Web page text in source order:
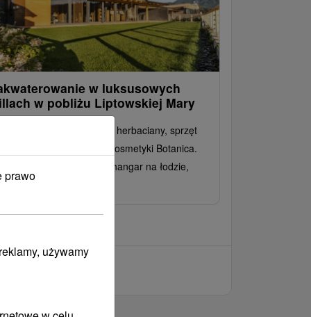
w luksusowych
w pobliżu Liptowskiej Mary
fitness, serwis herbaciany, sprzęt
(szlafrok, kapcie), kosmetyki Botanica.
usługi, takie jak hangar na łodzie,
i strefa wellness.
prawo
używamy